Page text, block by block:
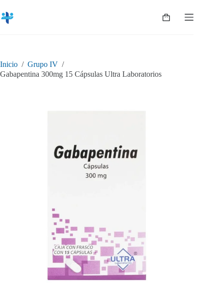
al
contenido
Shopping
Inicio / Grupo IV /
Gabapentina 300mg 15 Cápsulas Ultra Laboratorios